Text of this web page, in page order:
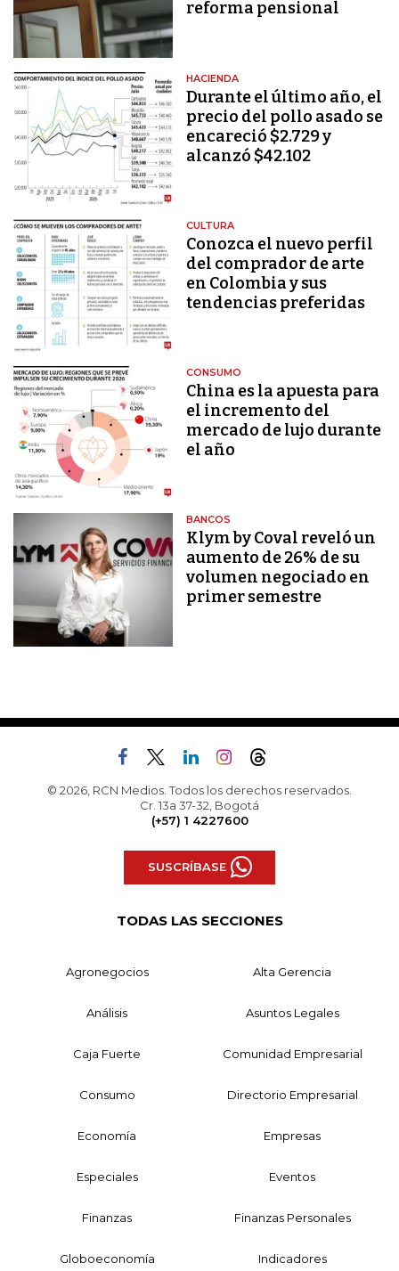
reforma pensional
HACIENDA
Durante el último año, el
precio del pollo asado se
encareció $2.729 y
alcanzó $42.102
CULTURA
Conozca el nuevo perfil
del comprador de arte
en Colombia y sus
tendencias preferidas
CONSUMO
China es la apuesta para
el incremento del
mercado de lujo durante
el año
BANCOS
Klym by Coval reveló un
aumento de 26% de su
volumen negociado en
primer semestre
© 2026, RCN Medios. Todos los derechos reservados.
Cr. 13a 37-32, Bogotá
(+57) 1 4227600
SUSCRÍBASE
TODAS LAS SECCIONES
Agronegocios Alta Gerencia
Análisis Asuntos Legales
Caja Fuerte Comunidad Empresarial
Consumo Directorio Empresarial
Economía Empresas
Especiales Eventos
Finanzas Finanzas Personales
Globoeconomía Indicadores